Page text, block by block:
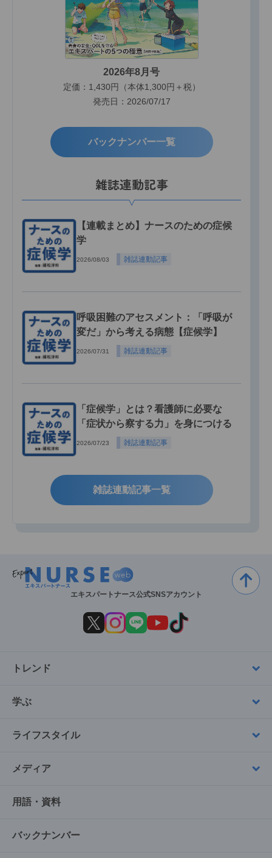
2026年8月号
定価：1,430円（本体1,300円＋税）
発売日：2026/07/17
バックナンバー一覧
雑誌連動記事
【連載まとめ】ナースのための症候
学
2026/08/03 雑誌連動記事
呼吸困難のアセスメント：「呼吸が
変だ」から考える病態【症候学】
2026/07/31 雑誌連動記事
「症候学」とは？看護師に必要な
「症状から察する力」を身につける
2026/07/23 雑誌連動記事
雑誌連動記事一覧
エキスパートナース公式SNSアカウント
トレンド
学ぶ
ライフスタイル
メディア
用語・資料
バックナンバー